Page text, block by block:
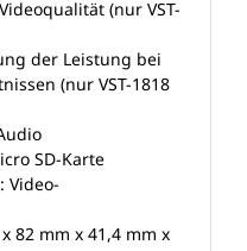
(nur VST-
der Leistung bei
(nur VST-1818
SD-Karte
Video-
82 mm x 41,4 mm x